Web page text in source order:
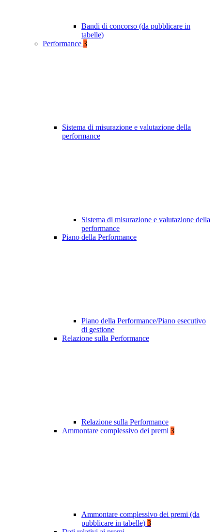
Bandi di concorso (da pubblicare in
tabelle)
Performance 3
Sistema di misurazione e valutazione della
performance
Sistema di misurazione e valutazione della
performance
Piano della Performance
Piano della Performance/Piano esecutivo
di gestione
Relazione sulla Performance
Relazione sulla Performance
Ammontare complessivo dei premi 3
Ammontare complessivo dei premi (da
pubblicare in tabelle) 3